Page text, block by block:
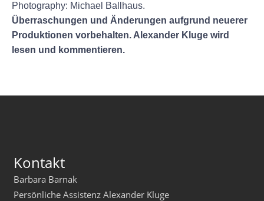
Photography: Michael Ballhaus.
Überraschungen und Änderungen aufgrund neuerer
Produktionen vorbehalten. Alexander Kluge wird
lesen und kommentieren.
Kontakt
Barbara Barnak
Persönliche Assistenz Alexander Kluge